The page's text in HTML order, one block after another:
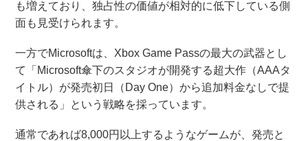
も増えており、独占性の価値が相対的に低下している側
面も見受けられます。
一方でMicrosoftは、Xbox Game Passの最大の武器とし
て「Microsoft傘下のスタジオが開発する超大作（AAAタ
イトル）が発売初日（Day One）から追加料金なしで提
供される」という戦略を採っています。
通常であれば8,000円以上するようなゲームが、発売と